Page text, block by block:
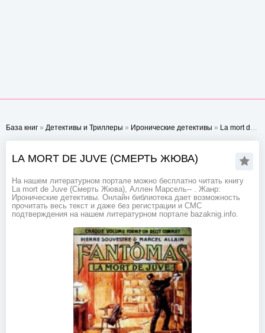
База книг » Детективы и Триллеры » Иронические детективы » La mort de Juve (Смерть Жюва)
LA MORT DE JUVE (СМЕРТЬ ЖЮВА)
На нашем литературном портале можно бесплатно читать книгу
La mort de Juve (Смерть Жюва), Аллен Марсель-- . Жанр:
Иронические детективы. Онлайн библиотека дает возможность
прочитать весь текст и даже без регистрации и СМС
подтверждения на нашем литературном портале bazaknig.info.